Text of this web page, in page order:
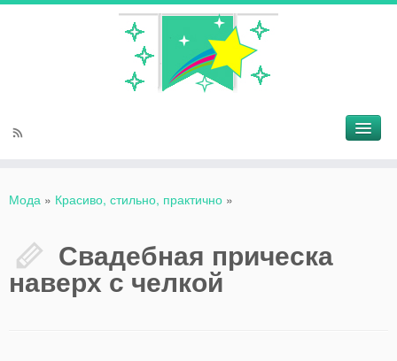
Мода » Красиво, стильно, практично »
Свадебная прическа
наверх с челкой